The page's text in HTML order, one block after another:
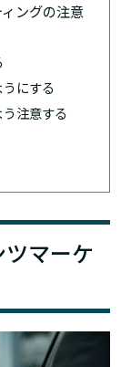
ングの注意
にする
注意する
マーケ